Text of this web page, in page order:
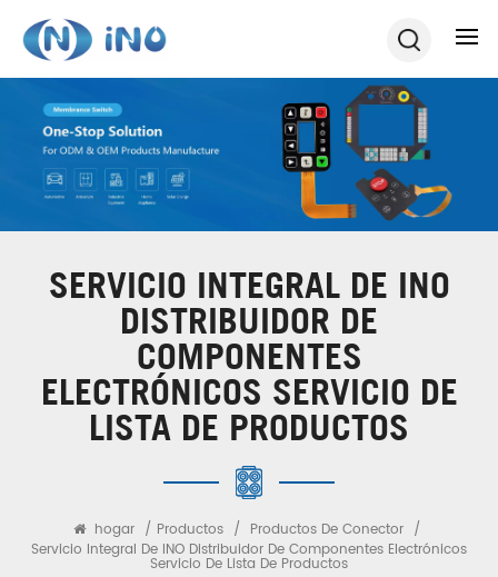
SERVICIO INTEGRAL DE INO
DISTRIBUIDOR DE
COMPONENTES
ELECTRÓNICOS SERVICIO DE
LISTA DE PRODUCTOS
hogar / Productos / Productos De Conector /
Servicio Integral De INO Distribuidor De Componentes Electrónicos
Servicio De Lista De Productos